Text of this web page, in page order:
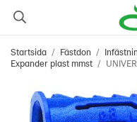
Startsida / Fästdon /
Expander plast mmst /